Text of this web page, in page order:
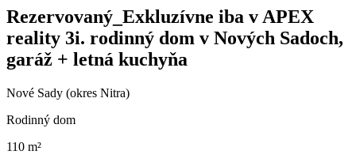
Rezervovaný_Exkluzívne iba v APEX
reality 3i. rodinný dom v Nových Sadoch,
garáž + letná kuchyňa
Nové Sady (okres Nitra)
Rodinný dom
110 m²